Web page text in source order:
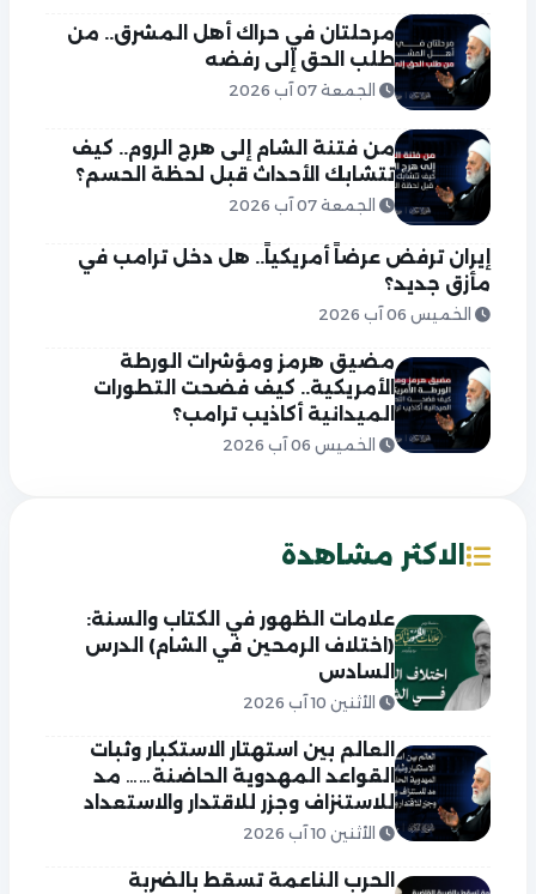
مرحلتان في حراك أهل المشرق.. من
طلب الحق إلى رفضه
الجمعة 07 آب 2026
من فتنة الشام إلى هرج الروم.. كيف
تتشابك الأحداث قبل لحظة الحسم؟
الجمعة 07 آب 2026
إيران ترفض عرضاً أمريكياً.. هل دخل ترامب في
مأزق جديد؟
الخميس 06 آب 2026
مضيق هرمز ومؤشرات الورطة
الأمريكية.. كيف فضحت التطورات
الميدانية أكاذيب ترامب؟
الخميس 06 آب 2026
الاكثر مشاهدة
علامات الظهور في الكتاب والسنة:
(اختلاف الرمحين في الشام) الدرس
السادس
الأثنين 10 آب 2026
العالم بين استهتار الاستكبار وثبات
القواعد المهدوية الحاضنة…… مد
للاستنزاف وجزر للاقتدار والاستعداد
الأثنين 10 آب 2026
الحرب الناعمة تسقط بالضربة